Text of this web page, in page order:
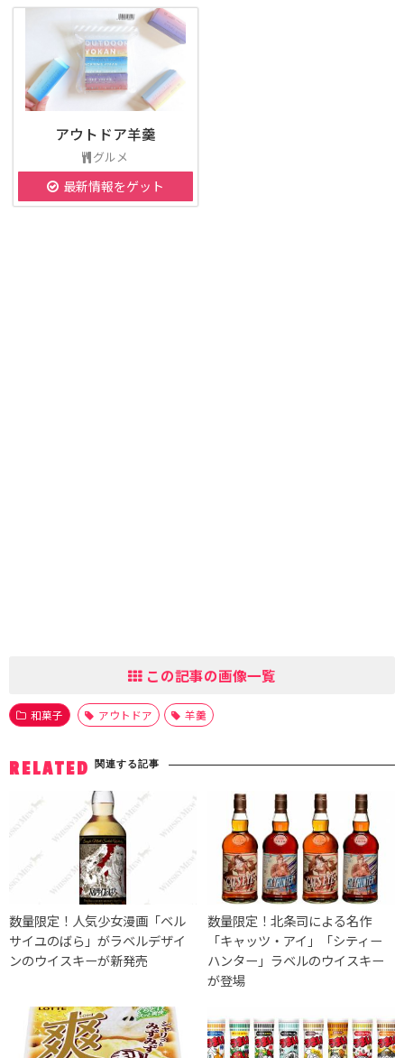
アウトドア羊羹
グルメ
最新情報をゲット
この記事の画像一覧
和菓子 アウトドア 羊羹
RELATED 関連する記事
数量限定！人気少女漫画「ベル
サイユのばら」がラベルデザイ
ンのウイスキーが新発売
数量限定！北条司による名作
「キャッツ・アイ」「シティー
ハンター」ラベルのウイスキー
が登場